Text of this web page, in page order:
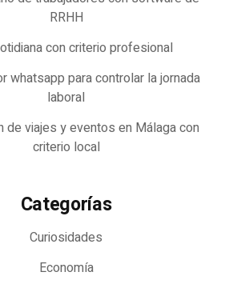
RRHH
con criterio profesional
whatsapp para controlar la jornada
laboral
de viajes y eventos en Málaga con
criterio local
Categorías
Curiosidades
Economía